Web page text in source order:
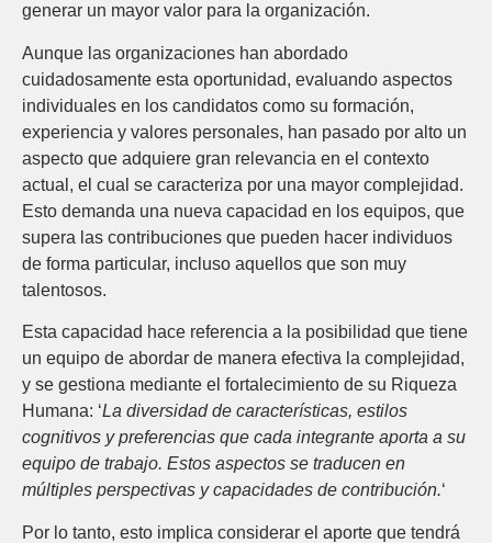
generar un mayor valor para la organización.
Aunque las organizaciones han abordado
cuidadosamente esta oportunidad, evaluando aspectos
individuales en los candidatos como su formación,
experiencia y valores personales, han pasado por alto un
aspecto que adquiere gran relevancia en el contexto
actual, el cual se caracteriza por una mayor complejidad.
Esto demanda una nueva capacidad en los equipos, que
supera las contribuciones que pueden hacer individuos
de forma particular, incluso aquellos que son muy
talentosos.
Esta capacidad hace referencia a la posibilidad que tiene
un equipo de abordar de manera efectiva la complejidad,
y se gestiona mediante el fortalecimiento de su Riqueza
Humana: ‘La diversidad de características, estilos
cognitivos y preferencias que cada integrante aporta a su
equipo de trabajo. Estos aspectos se traducen en
múltiples perspectivas y capacidades de contribución.‘
Por lo tanto, esto implica considerar el aporte que tendrá